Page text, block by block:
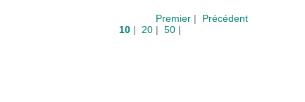
Premier | Précédent
10| 20| 50|